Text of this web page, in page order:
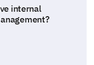
internal